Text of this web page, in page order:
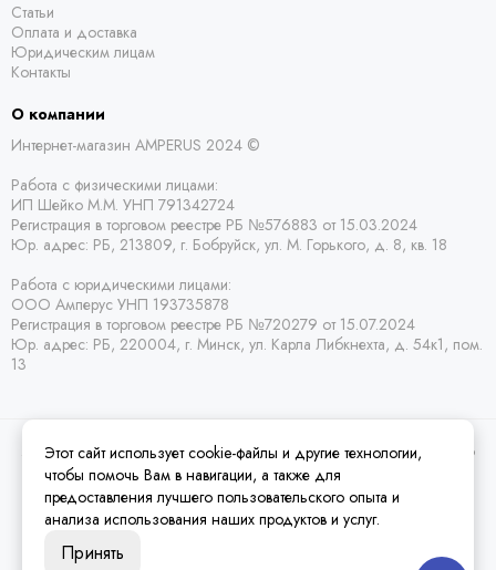
Статьи
Оплата и доставка
Юридическим лицам
Контакты
О компании
Интернет-магазин AMPERUS 2024 ©
Работа с физическими лицами:
ИП Шейко М.М. УНП 791342724
Регистрация в торговом реестре РБ №576883 от 15.03.2024
Юр. адрес: РБ, 213809, г. Бобруйск, ул. М. Горького, д. 8, кв. 18
Работа с юридическими лицами:
ООО Амперус УНП 193735878
Регистрация в торговом реестре РБ №720279 от 15.07.2024
Юр. адрес: РБ, 220004, г. Минск, ул. Карла Либкнехта, д. 54к1, пом.
13
2026 © Amperus Радиодетали Минск | купить в розницу, оптом и почтой по
Беларуси.Карта сайта
Этот сайт использует cookie-файлы и другие технологии,
чтобы помочь Вам в навигации, а также для
предоставления лучшего пользовательского опыта и
анализа использования наших продуктов и услуг.
Принять